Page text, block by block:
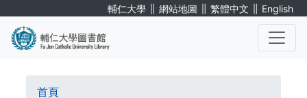
輔仁大學 ∥ 網站地圖 ∥ 繁體中文 ∥ English
導
首頁